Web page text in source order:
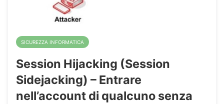
SICUREZZA INFORMATICA
Session Hijacking (Session
Sidejacking) – Entrare
nell’account di qualcuno senza